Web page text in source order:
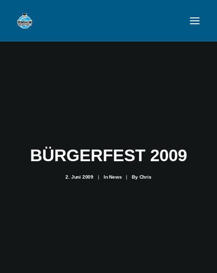
BÜRGERFEST 2009
2. Juni 2009 | InNews | By Chris